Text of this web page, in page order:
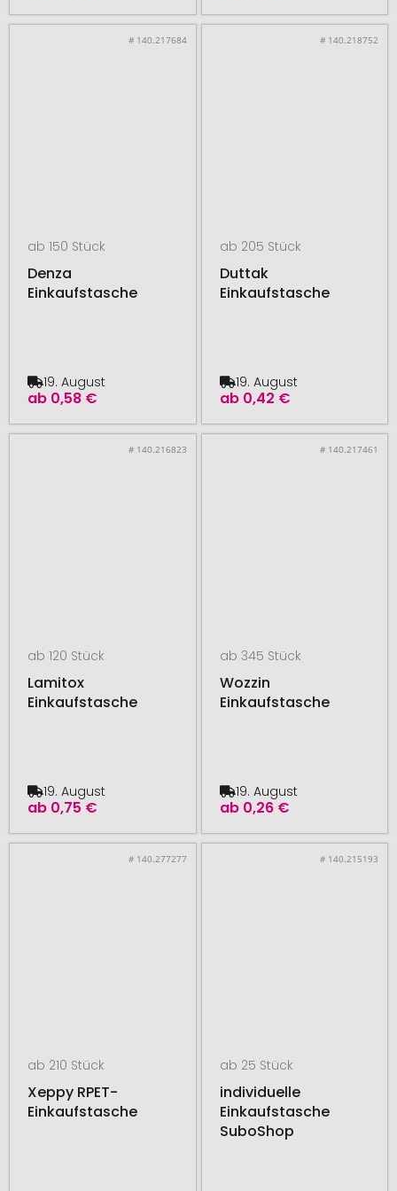
# 140.217684
ab 150 Stück
Denza
Einkaufstasche
ab 0,58 €
19. August
# 140.218752
ab 205 Stück
Duttak
Einkaufstasche
ab 0,42 €
19. August
# 140.216823
ab 120 Stück
Lamitox
Einkaufstasche
ab 0,75 €
19. August
# 140.217461
ab 345 Stück
Wozzin
Einkaufstasche
ab 0,26 €
19. August
# 140.277277
ab 210 Stück
Xeppy RPET-
Einkaufstasche
# 140.215193
ab 25 Stück
individuelle
Einkaufstasche
SuboShop